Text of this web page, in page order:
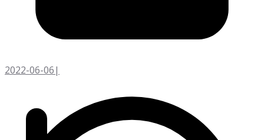
2022-06-06|